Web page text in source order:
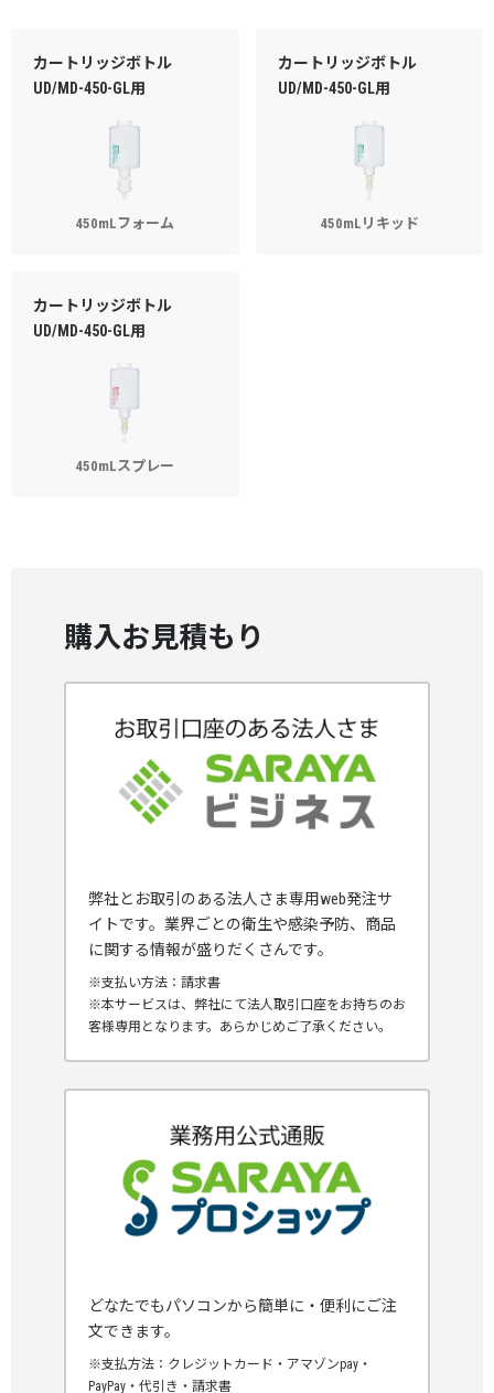
カートリッジボトル
UD/MD-450-GL用
450mLフォーム
カートリッジボトル
UD/MD-450-GL用
450mLリキッド
カートリッジボトル
UD/MD-450-GL用
450mLスプレー
購入お見積もり
弊社とお取引のある法人さま専用web発注サ
イトです。業界ごとの衛生や感染予防、商品
に関する情報が盛りだくさんです。
※支払い方法：請求書
※本サービスは、弊社にて法人取引口座をお持ちのお
客様専用となります。あらかじめご了承ください。
どなたでもパソコンから簡単に・便利にご注
文できます。
※支払方法：クレジットカード・アマゾンpay・
PayPay・代引き・請求書